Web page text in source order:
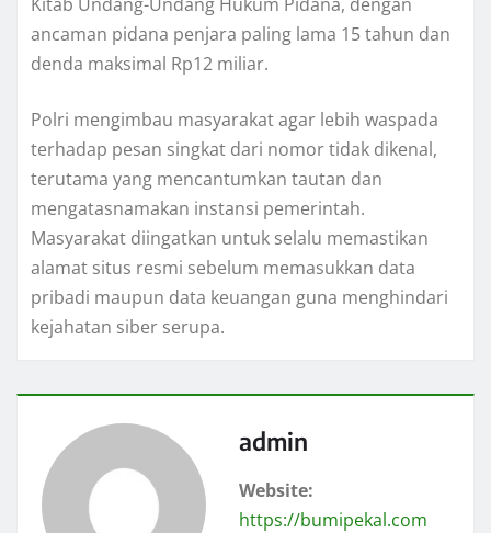
ancaman pidana penjara paling lama 15 tahun dan
denda maksimal Rp12 miliar.
Polri mengimbau masyarakat agar lebih waspada
terhadap pesan singkat dari nomor tidak dikenal,
terutama yang mencantumkan tautan dan
mengatasnamakan instansi pemerintah.
Masyarakat diingatkan untuk selalu memastikan
alamat situs resmi sebelum memasukkan data
pribadi maupun data keuangan guna menghindari
kejahatan siber serupa.
admin
Website:
https://bumipekal.com